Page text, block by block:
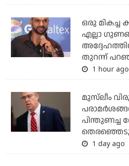
ഒരു മികച്ച
എല്ലാ
തുറന്ന്
1 hour ago
മുസ്‌ലീം
പിന്തുണച്ച
1 day ago